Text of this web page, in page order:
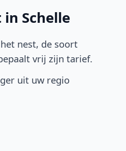
Schelle
nest, de soort
vrij zijn tarief.
uit uw regio